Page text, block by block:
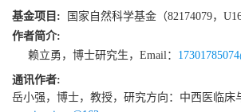
基金项目: 国家自然科学基金（82174079，
作者简介:
赖立勇，博士研究生，Email：
通讯作者:
岳小强，博士，教授，研究方向：中西医临床